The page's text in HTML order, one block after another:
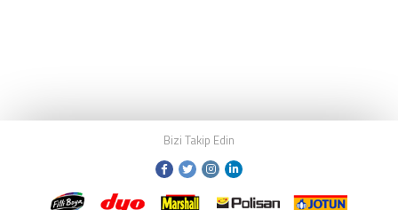
Bizi Takip Edin